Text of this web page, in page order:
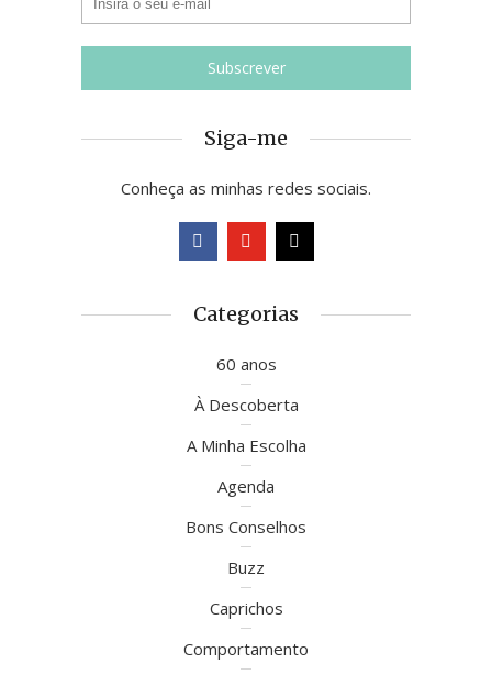
Siga-me
Conheça as minhas redes sociais.
Categorias
60 anos
À Descoberta
A Minha Escolha
Agenda
Bons Conselhos
Buzz
Caprichos
Comportamento